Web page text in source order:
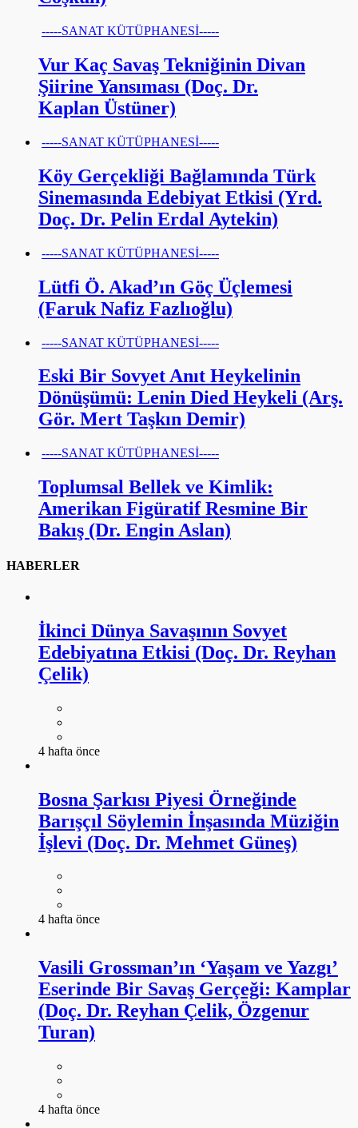
-----SANAT KÜTÜPHANESİ-----
Vur Kaç Savaş Tekniğinin Divan
Şiirine Yansıması (Doç. Dr.
Kaplan Üstüner)
-----SANAT KÜTÜPHANESİ-----
Köy Gerçekliği Bağlamında Türk
Sinemasında Edebiyat Etkisi (Yrd.
Doç. Dr. Pelin Erdal Aytekin)
-----SANAT KÜTÜPHANESİ-----
Lütfi Ö. Akad’ın Göç Üçlemesi
(Faruk Nafiz Fazlıoğlu)
-----SANAT KÜTÜPHANESİ-----
Eski Bir Sovyet Anıt Heykelinin
Dönüşümü: Lenin Died Heykeli (Arş.
Gör. Mert Taşkın Demir)
-----SANAT KÜTÜPHANESİ-----
Toplumsal Bellek ve Kimlik:
Amerikan Figüratif Resmine Bir
Bakış (Dr. Engin Aslan)
HABERLER
İkinci Dünya Savaşının Sovyet
Edebiyatına Etkisi (Doç. Dr. Reyhan
Çelik)
4 hafta önce
Bosna Şarkısı Piyesi Örneğinde
Barışçıl Söylemin İnşasında Müziğin
İşlevi (Doç. Dr. Mehmet Güneş)
4 hafta önce
Vasili Grossman’ın ‘Yaşam ve Yazgı’
Eserinde Bir Savaş Gerçeği: Kamplar
(Doç. Dr. Reyhan Çelik, Özgenur
Turan)
4 hafta önce